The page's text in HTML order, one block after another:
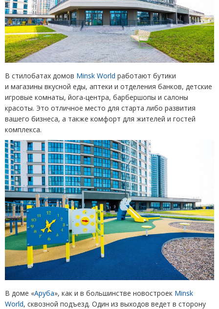
В стилобатах домов Minsk World работают бутики
и магазины вкусной еды, аптеки и отделения банков, детские
игровые комнаты, йога-центра, барбершопы и салоны
красоты. Это отличное место для старта либо развития
вашего бизнеса, а также комфорт для жителей и гостей
комплекса.
В доме «Аруба», как и в большинстве новостроек Minsk
World, сквозной подъезд. Один из выходов ведет в сторону